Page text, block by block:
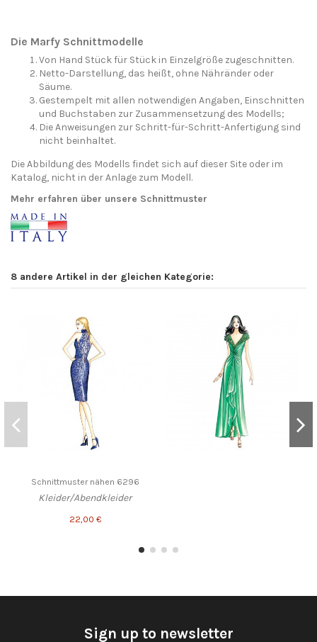
Die Marfy Schnittmodelle
Von Hand Stück für Stück in Einzelgröße zugeschnitten.
Netto-Darstellung, das heißt, ohne Nähränder oder
Säume.
Gestempelt mit allen notwendigen Angaben, Einschnitten
und Buchstaben zur Zusammensetzung des Modells;
Die Anweisungen zur Schritt-für-Schritt-Anfertigung sind
nicht beinhaltet.
Die Abbildung des Modells findet sich auf dieser Site oder im
Katalog, nicht in der Anlage zum Modell.
Mehr erfahren über unsere Schnittmuster
8 andere Artikel in der gleichen Kategorie:
Schnittmuster nähen 6296
Kleider/Abendkleider
22,00 €
Sign up to newsletter